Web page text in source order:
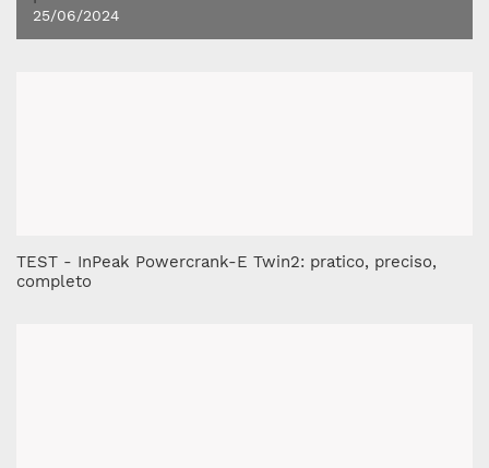
25/06/2024
TEST - InPeak Powercrank-E Twin2: pratico, preciso,
completo